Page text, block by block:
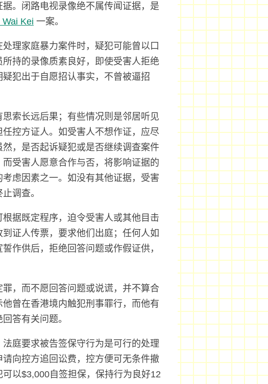
。闭路电视录像绝不属传闻证据，是
Kei 一案。
理家庭暴力案件时，疑犯可能曾以口
持的录像质素良好，即使受害人拒绝
犯出于自愿招认事实，不曾被逼招
索长远后果；有些情况则是邻居听见
控方证人。如受害人不想作证，应尽
，是否起诉疑犯或是否继续调查案件
受害人愿意合作与否，将影响证据的
虑因素之一。如没有其他证据，受害
调查。
据既定程序，迫令受害人或其他目击
证人传票，要求他们出庭；任何人如
作供后，拒绝回答问题或作假证供，
，而不愿回答问题或说谎，并不算合
曾在香港境内触犯刑事罪行，而他有
答有关问题。
庭要求被告签保守行为是可行的处理
向控方追回讼费，控方便可无条件撤
以$3,000自签担保，保持行为良好12